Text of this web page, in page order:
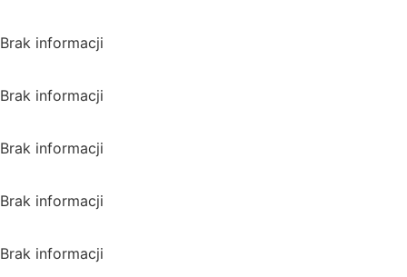
Brak informacji
Brak informacji
Brak informacji
Brak informacji
Brak informacji